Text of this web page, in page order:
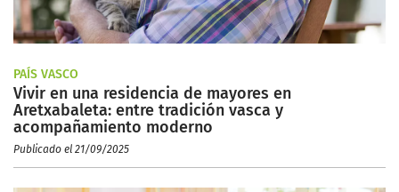
PAÍS VASCO
Vivir en una residencia de mayores en
Aretxabaleta: entre tradición vasca y
acompañamiento moderno
Publicado el 21/09/2025